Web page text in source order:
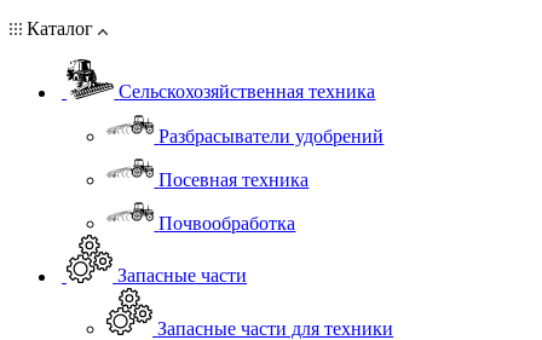
Каталог
Сельскохозяйственная техника
Разбрасыватели удобрений
Посевная техника
Почвообработка
Запасные части
Запасные части для техники